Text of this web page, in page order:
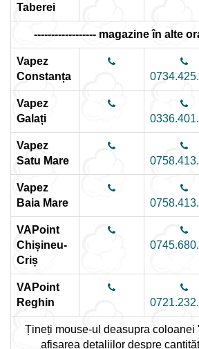
Taberei
------------------ magazine în alte
Vapez
Constanța
Vapez
Galați
Vapez
Satu Mare
Vapez
Baia Mare
VAPoint
Chișineu-
Criș
VAPoint
Reghin
Țineți mouse-ul deasupra coloanei
afișarea detaliilor despre